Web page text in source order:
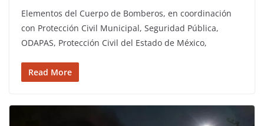
Elementos del Cuerpo de Bomberos, en coordinación
con Protección Civil Municipal, Seguridad Pública,
ODAPAS, Protección Civil del Estado de México,
Read More